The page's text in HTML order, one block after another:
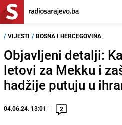
/ VIJESTI / BOSNA I HERCEGOVINA
Objavljeni detalji:
letovi za Mekku i
hadžije putuju u
04.06.24. 13:01 2